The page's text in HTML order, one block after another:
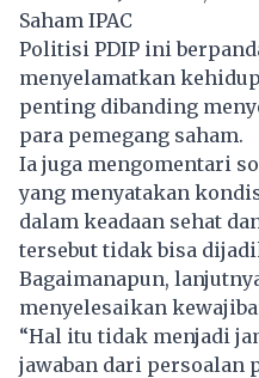
Saham IPAC
Politisi PDIP ini
menyelamatkan
penting dibanding
para pemegang saham.
Ia juga mengomentari
yang menyatakan
dalam keadaan sehat
tersebut tidak bisa
Bagaimanapun,
menyelesaikan
“Hal itu tidak menjadi
jawaban dari persoalan